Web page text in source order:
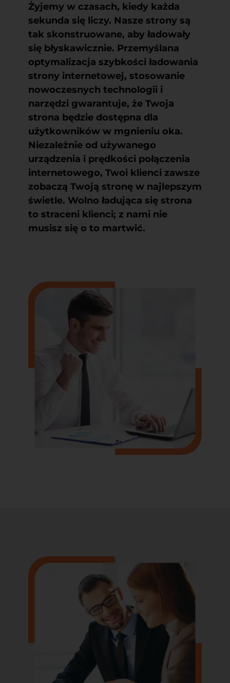
Żyjemy w czasach, kiedy każda
sekunda się liczy. Nasze strony są
tak skonstruowane, aby ładowały
się błyskawicznie. Przemyślana
optymalizacja szybkości ładowania
strony internetowej, stosowanie
nowoczesnych technologii i
narzędzi gwarantuje, że Twoja
strona będzie dostępna dla
użytkowników w mgnieniu oka.
Niezależnie od używanego
urządzenia i prędkości połączenia
internetowego, Twoi klienci zawsze
zobaczą Twoją stronę w najlepszym
świetle. Wolno ładująca się strona
to straceni klienci; z nami nie
musisz się o to martwić.